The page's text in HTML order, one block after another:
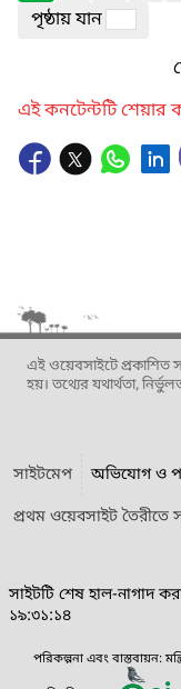
পৃষ্ঠায় যান
এই কনটেন্টটি
এই ওয়েবসাইটে প্রকাশিত
হয়। তথ্যের যথার্থতা,
সাইটমেপ অভিযোগ ও
প্রথম ওয়েবসাইট তৈরীতে
সাইটটি শেষ হাল-নাগাদ
১৯:৩১:১৪
পরিকল্পনা এবং বাস্তবায়ন: